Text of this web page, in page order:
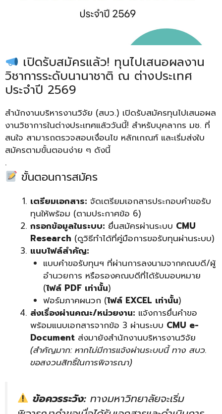
เปิดรับสมัครแล้ว! ทุนไปเสนอผลงาน
วิชาการระดับนานาชาติ ณ ต่างประเทศ
ประจำปี 2569
สำนักงานบริหารงานวิจัย (สบว.) เปิดรับสมัครทุนไปเสนอผล
งานวิชาการในต่างประเทศแล้ววันนี้! สำหรับบุคลากร มช. ที่
สนใจ สามารถตรวจสอบเงื่อนไข หลักเกณฑ์ และเริ่มส่งใบ
สมัครตามขั้นตอนง่าย ๆ ดังนี้
.
ขั้นตอนการสมัคร
เตรียมเอกสาร: จัดเตรียมเอกสารประกอบคำขอรับ
ทุนให้พร้อม (ตามประกาศข้อ 6)
กรอกข้อมูลในระบบ: ยื่นสมัครผ่านระบบ CMU
Research (ดูวิธีทำได้ที่คู่มือการขอรับทุนผ่านระบบ)
แนบไฟล์สำคัญ:
แบบคำขอรับทุนฯ ที่ผ่านการลงนามจากคณบดี/ผู้
อำนวยการ หรือรองคณบดีที่ได้รับมอบหมาย
(ไฟล์ PDF เท่านั้น)
ฟอร์มภาคผนวก (ไฟล์ EXCEL เท่านั้น)
ส่งเรื่องผ่านคณะ/หน่วยงาน: แจ้งการยื่นคำขอ
พร้อมแนบเอกสารจากข้อ 3 ผ่านระบบ CMU e-
Document ส่งมายังสำนักงานบริหารงานวิจัย
(สำคัญมาก: หากไม่มีการแจ้งผ่านระบบนี้ ทาง สบว.
ขอสงวนสิทธิ์ในการพิจารณา)
ข้อควรระวัง: ทางมหาวิทยาลัยจะเริ่ม